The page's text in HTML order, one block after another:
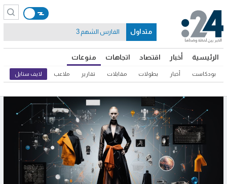
الرئيسية أخبار اقتصاد اتجاهات منوعات
بودكاست أخبار بطولات مقابلات تقارير ملاعب لايف ستايل
متداول الفارس الشهم 3